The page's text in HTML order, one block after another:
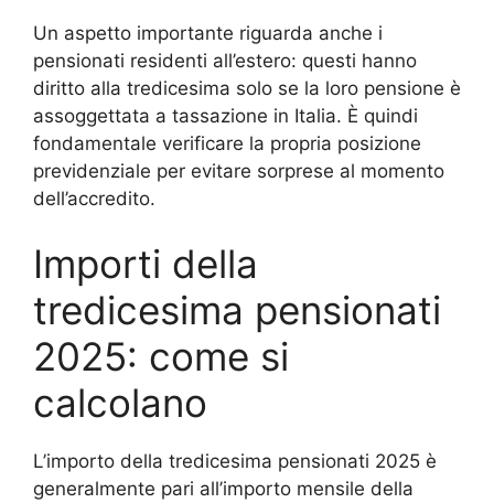
Un aspetto importante riguarda anche i
pensionati residenti all’estero: questi hanno
diritto alla tredicesima solo se la loro pensione è
assoggettata a tassazione in Italia. È quindi
fondamentale verificare la propria posizione
previdenziale per evitare sorprese al momento
dell’accredito.
Importi della
tredicesima pensionati
2025: come si
calcolano
L’importo della tredicesima pensionati 2025 è
generalmente pari all’importo mensile della